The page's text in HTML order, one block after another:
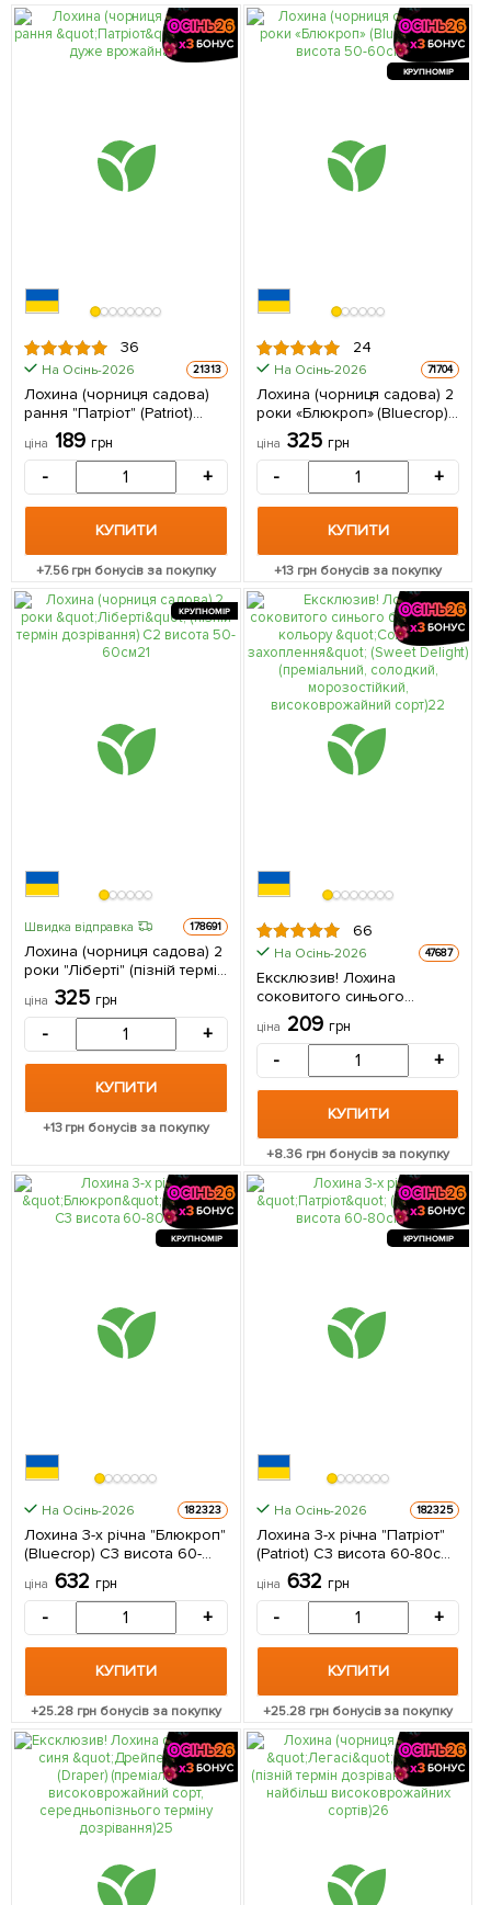
36
На Осінь-2026 21313
Лохина (чорниця садова)
рання "Патріот" (Patriot)
дуже врожайна 1
саджанець в упаковці
ціна 189 грн
- +
КУПИТИ
+7.56грн бонусів за покупку
КРУПНОМІР
24
На Осінь-2026 71704
Лохина (чорниця садова) 2
роки «Блюкроп» (Bluecrop)
С2 висота 50-60см 1
саджанець в упаковці
ціна 325 грн
- +
КУПИТИ
+13 грн бонусів за покупку
КРУПНОМІР
Швидка відправка 178691
Лохина (чорниця садова) 2
роки "Ліберті" (пізній термін
дозрівання) С2 висота 50-
60см 1 саджанець в
ціна 325 грн
- +
КУПИТИ
+13грн бонусів за покупку
66
На Осінь-2026 47687
Ексклюзив! Лохина
соковитого синього
блискучого кольору
"Солодке захоплення"
(Sweet Delight)
(преміальний, солодкий,
морозостійкий,
високоврожайний сорт) 1
ціна 209 грн
- +
КУПИТИ
+8.36грн бонусів за покупку
КРУПНОМІР
На Осінь-2026 182323
Лохина 3-х річна "Блюкроп"
(Bluecrop) С3 висота 60-
80см 1 саджанець в
упаковці
ціна 632 грн
- +
КУПИТИ
+25.28грн бонусів за покупку
КРУПНОМІР
На Осінь-2026 182325
Лохина 3-х річна "Патріот"
(Patriot) С3 висота 60-80см
1 саджанець в упаковці
ціна 632 грн
- +
КУПИТИ
+25.28грн бонусів за покупку